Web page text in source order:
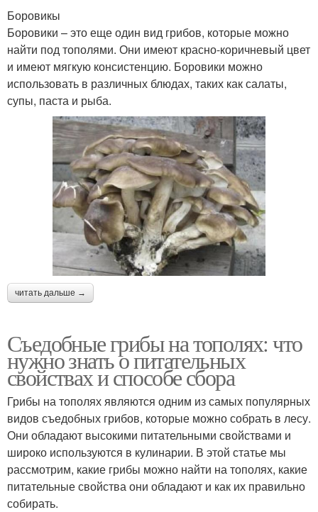
Боровикы
Боровики – это еще один вид грибов, которые можно
найти под тополями. Они имеют красно-коричневый цвет
и имеют мягкую консистенцию. Боровики можно
использовать в различных блюдах, таких как салаты,
супы, паста и рыба.
читать дальше →
Съедобные грибы на тополях: что
нужно знать о питательных
свойствах и способе сбора
Грибы на тополях являются одним из самых популярных
видов съедобных грибов, которые можно собрать в лесу.
Они обладают высокими питательными свойствами и
широко используются в кулинарии. В этой статье мы
рассмотрим, какие грибы можно найти на тополях, какие
питательные свойства они обладают и как их правильно
собирать.